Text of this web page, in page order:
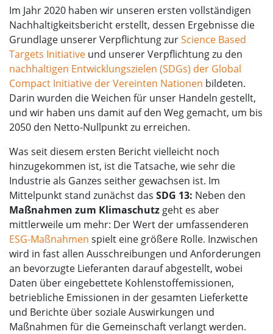
Im Jahr 2020 haben wir unseren ersten vollständigen
Nachhaltigkeitsbericht erstellt, dessen Ergebnisse die
Grundlage unserer Verpflichtung zurScience Based
Targets Initiative und unserer Verpflichtung zu den
nachhaltigen Entwicklungszielen (SDGs) der Global
Compact Initiative der Vereinten Nationen bildeten.
Darin wurden die Weichen für unser Handeln gestellt,
und wir haben uns damit auf den Weg gemacht, um bis
2050 den Netto-Nullpunkt zu erreichen.
Was seit diesem ersten Bericht vielleicht noch
hinzugekommen ist, ist die Tatsache, wie sehr die
Industrie als Ganzes seither gewachsen ist. Im
Mittelpunkt stand zunächst das SDG 13: Neben den
Maßnahmen zum Klimaschutz geht es aber
mittlerweile um mehr: Der Wert der umfassenderen
ESG-Maßnahmen spielt eine größere Rolle. Inzwischen
wird in fast allen Ausschreibungen und Anforderungen
an bevorzugte Lieferanten darauf abgestellt, wobei
Daten über eingebettete Kohlenstoffemissionen,
betriebliche Emissionen in der gesamten Lieferkette
und Berichte über soziale Auswirkungen und
Maßnahmen für die Gemeinschaft verlangt werden.